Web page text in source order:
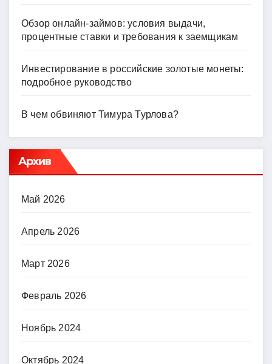
Обзор онлайн-займов: условия выдачи,
процентные ставки и требования к заемщикам
Инвестирование в российские золотые монеты:
подробное руководство
В чем обвиняют Тимура Турлова?
Архив
Май 2026
Апрель 2026
Март 2026
Февраль 2026
Ноябрь 2024
Октябрь 2024